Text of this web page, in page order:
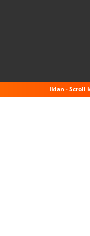
Iklan - Scroll